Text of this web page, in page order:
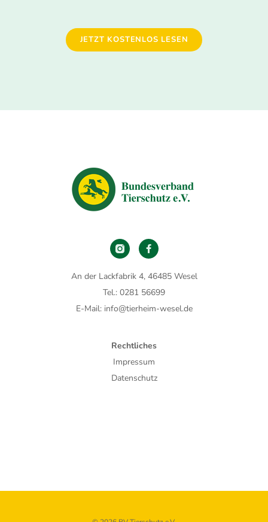
JETZT KOSTENLOS LESEN
An der Lackfabrik 4, 46485 Wesel
Tel.: 0281 56699
E-Mail: info@tierheim-wesel.de
Rechtliches
Impressum
Datenschutz